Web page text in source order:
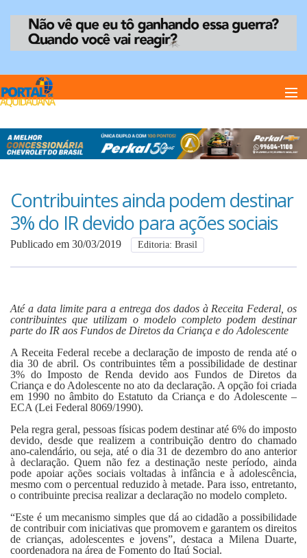
Home
Anuncie
Anuncie
Fale Conosco
Contribuintes ainda podem destinar
3% do IR devido para ações sociais
Publicado em 30/03/2019 Editoria: Brasil
Até a data limite para a entrega dos dados à Receita Federal, os
contribuintes que utilizam o modelo completo podem destinar
parte do IR aos Fundos de Diretos da Criança e do Adolescente
A Receita Federal recebe a declaração de imposto de renda até o
dia 30 de abril. Os contribuintes têm a possibilidade de destinar
3% do Imposto de Renda devido aos Fundos de Diretos da
Criança e do Adolescente no ato da declaração. A opção foi criada
em 1990 no âmbito do Estatuto da Criança e do Adolescente –
ECA (Lei Federal 8069/1990).
Pela regra geral, pessoas físicas podem destinar até 6% do imposto
devido, desde que realizem a contribuição dentro do chamado
ano-calendário, ou seja, até o dia 31 de dezembro do ano anterior
à declaração. Quem não fez a destinação neste período, ainda
pode apoiar ações sociais voltadas à infância e à adolescência,
mesmo com o percentual reduzido à metade. Para isso, entretanto,
o contribuinte precisa realizar a declaração no modelo completo.
“Este é um mecanismo simples que dá ao cidadão a possibilidade
de contribuir com iniciativas que promovem e garantem os direitos
de crianças, adolescentes e jovens”, destaca a Milena Duarte,
coordenadora na área de Fomento do Itaú Social.